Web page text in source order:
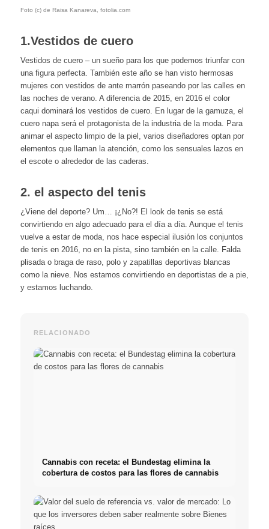
Foto (c) de Raisa Kanareva, fotolia.com
1.Vestidos de cuero
Vestidos de cuero – un sueño para los que podemos triunfar con
una figura perfecta. También este año se han visto hermosas
mujeres con vestidos de ante marrón paseando por las calles en
las noches de verano. A diferencia de 2015, en 2016 el color
caqui dominará los vestidos de cuero. En lugar de la gamuza, el
cuero napa será el protagonista de la industria de la moda. Para
animar el aspecto limpio de la piel, varios diseñadores optan por
elementos que llaman la atención, como los sensuales lazos en
el escote o alrededor de las caderas.
2. el aspecto del tenis
¿Viene del deporte? Um… ¡¿No?! El look de tenis se está
convirtiendo en algo adecuado para el día a día. Aunque el tenis
vuelve a estar de moda, nos hace especial ilusión los conjuntos
de tenis en 2016, no en la pista, sino también en la calle. Falda
plisada o braga de raso, polo y zapatillas deportivas blancas
como la nieve. Nos estamos convirtiendo en deportistas de a pie,
y estamos luchando.
RELACIONADO
Cannabis con receta: el Bundestag elimina la
cobertura de costos para las flores de cannabis